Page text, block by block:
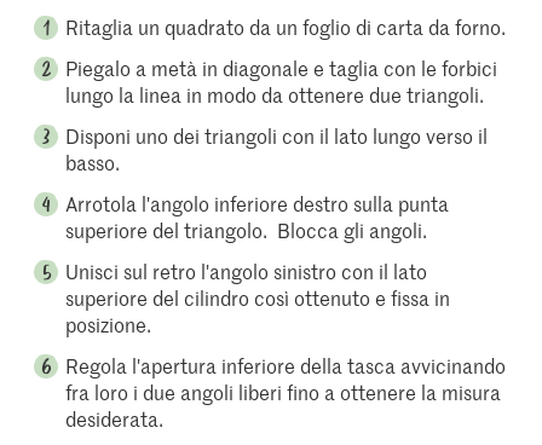
Ritaglia un quadrato da un foglio di carta da forno.
Piegalo a metà in diagonale e taglia con le forbici
lungo la linea in modo da ottenere due triangoli.
Disponi uno dei triangoli con il lato lungo verso il
basso.
Arrotola l'angolo inferiore destro sulla punta
superiore del triangolo. Blocca gli angoli.
Unisci sul retro l'angolo sinistro con il lato
superiore del cilindro così ottenuto e fissa in
posizione.
Regola l'apertura inferiore della tasca avvicinando
fra loro i due angoli liberi fino a ottenere la misura
desiderata.